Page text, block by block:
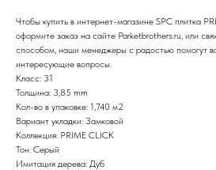
Чтобы купить в интернет-магазине SPC плитка
оформите заказ на сайте Parketbrothers.ru, или
способом, наши менеджеры с радостью помогут
интересующие вопросы.
Класс: 31
Толщина: 3,85 mm
Кол-во в упаковке: 1,740 м2
Вариант укладки: Замковой
Коллекция: PRIME CLICK
Тон: Серый
Имитация дерева: Дуб